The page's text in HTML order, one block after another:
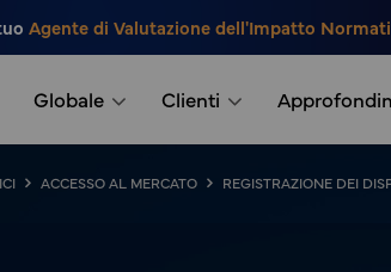
Agente di Valutazione dell'Impatto
Globale Clienti
ACCESSO AL MERCATO REGISTRAZIONE DEI